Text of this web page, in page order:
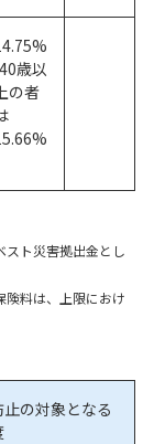
歳以
の者
スト災害拠出金とし
険料は、上限におけ
の対象となる